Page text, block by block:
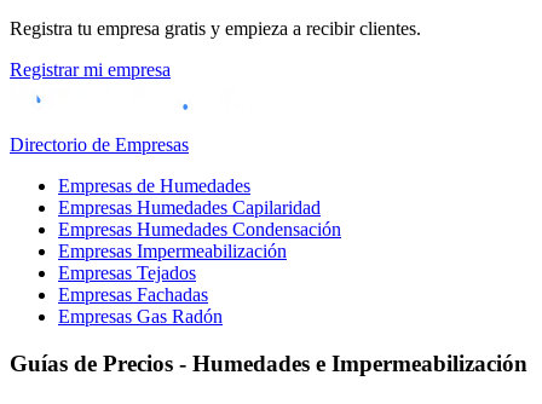
Registra tu empresa gratis y empieza a recibir clientes.
Registrar mi empresa
Directorio de Empresas
Empresas de Humedades
Empresas Humedades Capilaridad
Empresas Humedades Condensación
Empresas Impermeabilización
Empresas Tejados
Empresas Fachadas
Empresas Gas Radón
Guías de Precios - Humedades e Impermeabilización